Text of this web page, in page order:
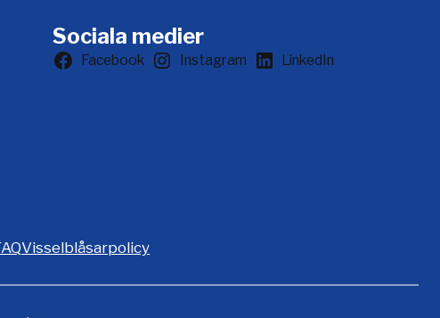
Sociala medier
Facebook Instagram LinkedIn
Visselblåsarpolicy